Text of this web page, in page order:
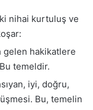
nihai kurtuluş ve
gelen hakikatlere
temeldir.
iyi, doğru,
Bu, temelin